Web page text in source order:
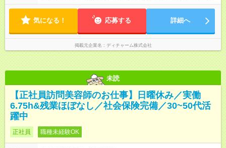
昇給あり 【各種手当】 土曜手当：1，000円、祝日手当：2，
000円 自家用車手当：25，000～35，000円（居住地域によ
る）、遠距離手当：移動距離・移動方法に応じて支給 各種担当
業務手当：担当業務・エリアに応じて支給 その他手当（通信手
当、アサイン協力手当、教育担当手当など） 【試用期間】試用
期間あり 試用期間の長さ：3ヶ月 雇用形態、給与は本採用時と
が早く終わった場合早めに帰宅できます。早めに帰宅の場合も
10時間程度、介護施設への訪問となるので遅くとも18時頃には
気になる！ 応募する 詳細へ
掲載元企業名 ディチャーム株式会社
未読
【正社員訪問美容師のお仕事】日曜休み／実働
6.75h&残業ほぼなし／社会保険完備／30~50代活
躍中
正社員 職種未経験OK